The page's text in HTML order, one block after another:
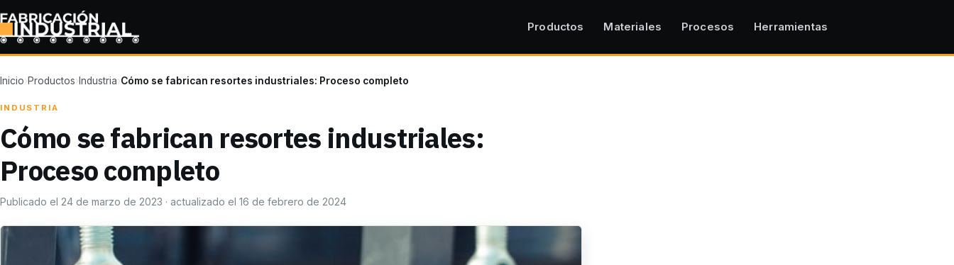
Productos Materiales Procesos Herramientas
Inicio›Productos› Industria›Cómo se fabrican resortes industriales: Proceso completo
INDUSTRIA
Cómo se fabrican resortes industriales:
Proceso completo
Publicado el 24 de marzo de 2023 · actualizado el 16 de febrero de 2024